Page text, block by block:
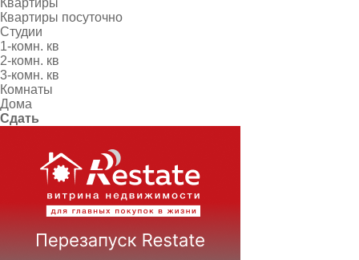
Квартиры
Квартиры посуточно
Студии
1-комн. кв
2-комн. кв
3-комн. кв
Комнаты
Дома
Сдать